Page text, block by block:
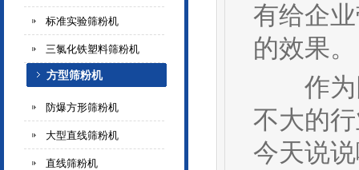
标准实验筛粉机
三氯化铁塑料筛粉机
方型筛粉机
防爆方形筛粉机
大型直线筛粉机
直线筛粉机
有给企
的效果。
作为网
不大的
今天说